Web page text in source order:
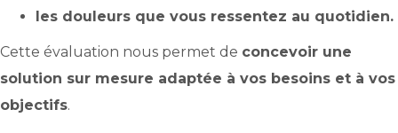
les douleurs que vous ressentez au quotidien.
Cette évaluation nous permet de concevoir une
solution sur mesure adaptée à vos besoins et à vos
objectifs.